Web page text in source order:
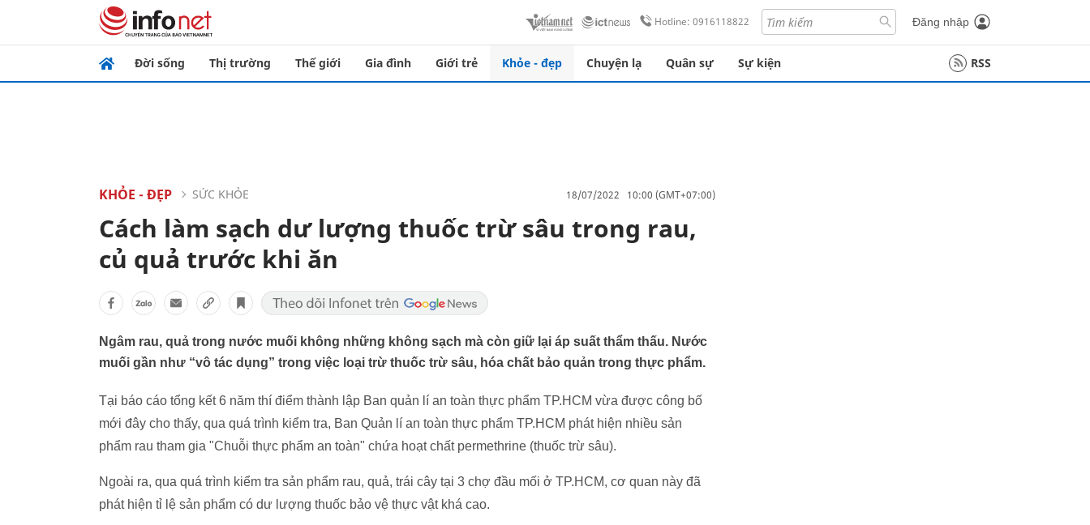
Hotline: 0916118822 Đăng nhập
Đời sống Thị trường Thế giới Gia đình Giới trẻ Khỏe - đẹp Chuyện lạ Quân sự Sự kiện RSS
KHỎE - ĐẸP SỨC KHỎE 18/07/2022 10:00 (GMT+07:00)
Cách làm sạch dư lượng thuốc trừ sâu trong rau,
củ quả trước khi ăn
Ngâm rau, quả trong nước muối không những không sạch mà còn giữ lại áp suất thẩm thấu. Nước
muối gần như “vô tác dụng” trong việc loại trừ thuốc trừ sâu, hóa chất bảo quản trong thực phẩm.
Tại báo cáo tổng kết 6 năm thí điểm thành lập Ban quản lí an toàn thực phẩm TP.HCM vừa được công bố
mới đây cho thấy, qua quá trình kiểm tra, Ban Quản lí an toàn thực phẩm TP.HCM phát hiện nhiều sản
phẩm rau tham gia "Chuỗi thực phẩm an toàn" chứa hoạt chất permethrine (thuốc trừ sâu).
Ngoài ra, qua quá trình kiểm tra sản phẩm rau, quả, trái cây tại 3 chợ đầu mối ở TP.HCM, cơ quan này đã
phát hiện tỉ lệ sản phẩm có dư lượng thuốc bảo vệ thực vật khá cao.